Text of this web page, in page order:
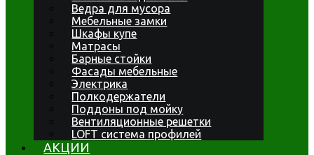
Ведра для мусора
Мебельные замки
Шкафы купе
Матрасы
Барные стойки
Фасады мебельные
Электрика
Полкодержатели
Поддоны под мойку
Вентиляционные решетки
LOFT система профилей
АКЦИИ